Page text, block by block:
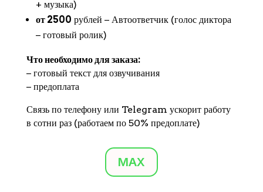
+ музыка)
от 2500 рублей − Автоответчик (голос диктора
− готовый ролик)
Что необходимо для заказа:
− готовый текст для озвучивания
− предоплата
Связь по телефону или Telegram ускорит работу
в сотни раз (работаем по 50% предоплате)
MAX